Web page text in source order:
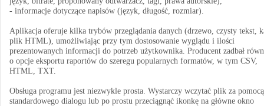
- informacje dotyczące napisów (język, długość, rozmiar).
Aplikacja oferuje kilka trybów przeglądania danych (drzewo, czysty tekst,
plik HTML), umożliwiając przy tym dostosowanie wyglądu i ilości
prezentowanych informacji do potrzeb użytkownika. Producent zadbał
o opcje eksportu raportów do szeregu popularnych formatów, w tym CSV,
HTML, TXT.
Obsługa programu jest niezwykle prosta. Wystarczy wczytać plik za pomocą
standardowego dialogu lub po prostu przeciągnąć ikonkę na główne okno